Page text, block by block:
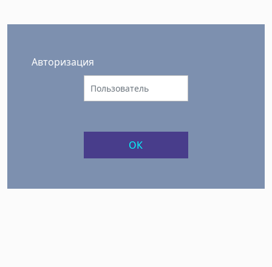
Авторизация
ОК